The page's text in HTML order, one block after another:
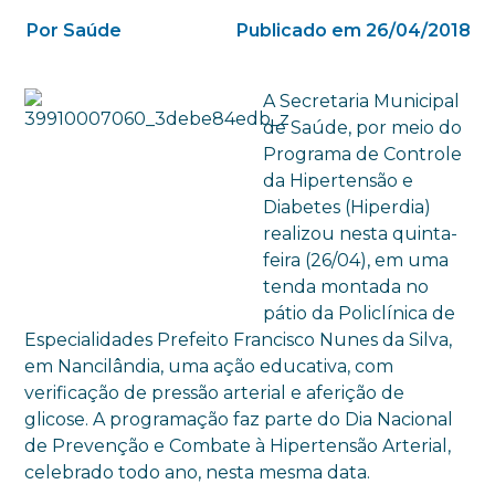
Por Saúde Publicado em 26/04/2018
A Secretaria Municipal
de Saúde, por meio do
Programa de Controle
da Hipertensão e
Diabetes (Hiperdia)
realizou nesta quinta-
feira (26/04), em uma
tenda montada no
pátio da Policlínica de
Especialidades Prefeito Francisco Nunes da Silva,
em Nancilândia, uma ação educativa, com
verificação de pressão arterial e aferição de
glicose. A programação faz parte do Dia Nacional
de Prevenção e Combate à Hipertensão Arterial,
celebrado todo ano, nesta mesma data.